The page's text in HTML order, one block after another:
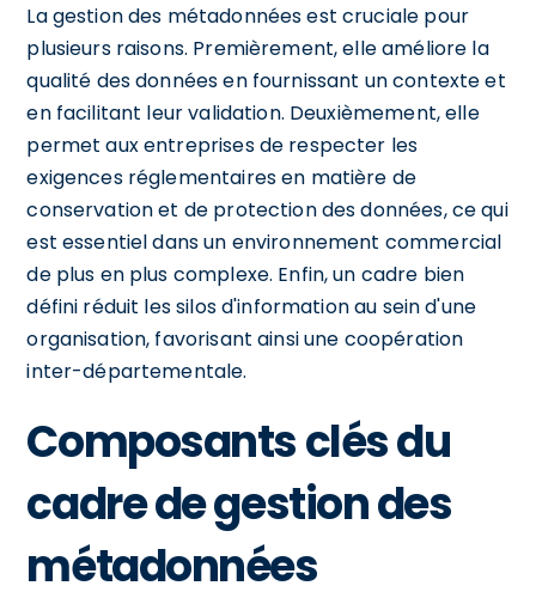
La gestion des métadonnées est cruciale pour
plusieurs raisons. Premièrement, elle améliore la
qualité des données en fournissant un contexte et
en facilitant leur validation. Deuxièmement, elle
permet aux entreprises de respecter les
exigences réglementaires en matière de
conservation et de protection des données, ce qui
est essentiel dans un environnement commercial
de plus en plus complexe. Enfin, un cadre bien
défini réduit les silos d'information au sein d'une
organisation, favorisant ainsi une coopération
inter-départementale.
Composants clés du
cadre de gestion des
métadonnées